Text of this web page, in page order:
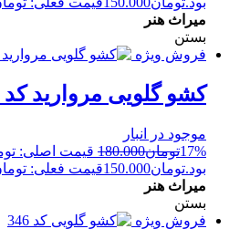
میراث هنر
بستن
فروش ویژه
کشو گلویی مروارید کد 347
موجود در انبار
17%تومان180.000
بود.تومان150.000قیمت فعلی:
میراث هنر
بستن
فروش ویژه